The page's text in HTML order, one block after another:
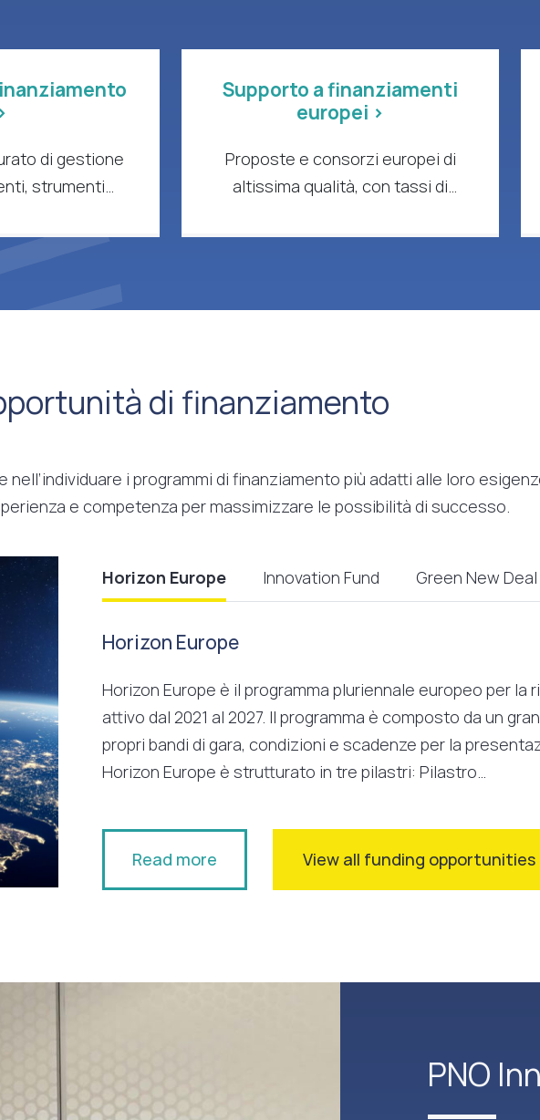
>
di gestione
strumenti
di ricerca
Supporto a finanziamenti
europei >
Proposte e consorzi europei di
altissima qualità, con tassi di
concreto.
di finanziamento
nell’individuare i programmi di finanziamento più adatti alle loro
e competenza per massimizzare le possibilità di successo.
Horizon Europe Innovation Fund Green New Deal
Horizon Europe
Horizon Europe è il programma pluriennale europeo per la
attivo dal 2021 al 2027. Il programma è composto da un
propri bandi di gara, condizioni e scadenze per la
Horizon Europe è strutturato in tre pilastri: Pilastro…
Read more View all funding opportunities
PNO